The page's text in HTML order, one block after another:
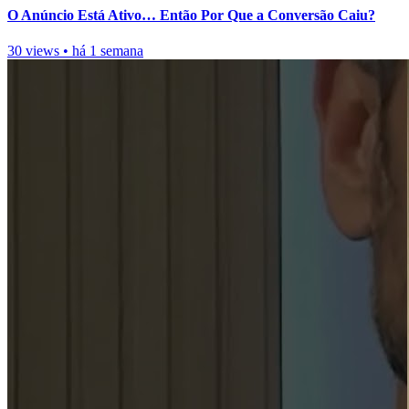
O Anúncio Está Ativo… Então Por Que a Conversão Caiu?
30 views • há 1 semana